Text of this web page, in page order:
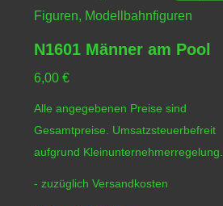
N1601 Männer am Pool
6,00 €
Alle angegebenen Preise sind
Gesamtpreise. Umsatzsteuerbefreit
aufgrund Kleinunternehmerregelung.
- zuzüglich Versandkosten